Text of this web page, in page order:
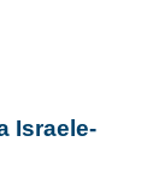
Israele-